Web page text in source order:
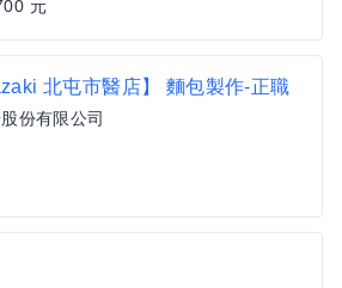
元
北屯市醫店】 麵包製作-正職
份有限公司